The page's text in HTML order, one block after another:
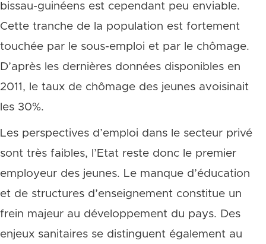
bissau-guinéens est cependant peu enviable.
Cette tranche de la population est fortement
touchée par le sous-emploi et par le chômage.
D’après les dernières données disponibles en
2011, le taux de chômage des jeunes avoisinait
les 30%.
Les perspectives d’emploi dans le secteur privé
sont très faibles, l’Etat reste donc le premier
employeur des jeunes. Le manque d’éducation
et de structures d’enseignement constitue un
frein majeur au développement du pays. Des
enjeux sanitaires se distinguent également au